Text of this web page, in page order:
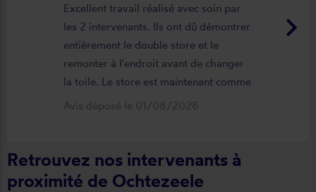
keyboard_arrow_right
Excellent travail réalisé avec soin par
les 2 intervenants. Ils ont dû démontrer
entièrement le double store et le
remonter à l'endroit avant de changer
la toile. Le store est maintenant comme
neuf, parfaitement positionné et
Avis déposé le 01/08/2026
Retrouvez nos intervenants à
proximité de Ochtezeele